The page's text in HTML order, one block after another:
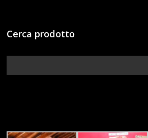
Cerca prodotto